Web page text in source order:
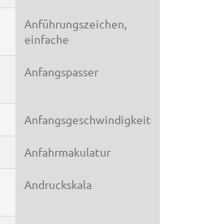
Anführungszeichen,
einfache
Anfangspasser
Anfangsgeschwindigkeit
Anfahrmakulatur
Andruckskala